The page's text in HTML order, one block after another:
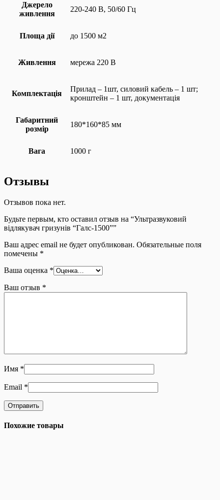
Джерело
живлення
220-240 В, 50/60 Гц
Площа дії до 1500 м2
Живлення мережа 220 В
Комплектація
Прилад – 1шт, силовий кабель – 1 шт;
кронштейн – 1 шт, документація
Габаритний
розмір
180*160*85 мм
Вага 1000 г
Отзывы
Отзывов пока нет.
Будьте первым, кто оставил отзыв на “Ультразвуковий
відлякувач гризунів “Галс-1500””
Ваш адрес email не будет опубликован. Обязательные поля
помечены *
Ваша оценка *
Ваш отзыв *
Имя *
Email *
Похожие товары